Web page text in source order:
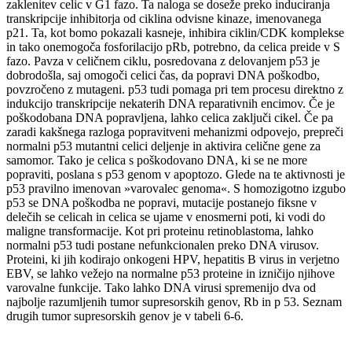
zaklenitev celic v G1 fazo. Ta naloga se doseže preko induciranja
transkripcije inhibitorja od ciklina odvisne kinaze, imenovanega
p21. Ta, kot bomo pokazali kasneje, inhibira ciklin/CDK komplekse
in tako onemogoča fosforilacijo pRb, potrebno, da celica preide v S
fazo. Pavza v celičnem ciklu, posredovana z delovanjem p53 je
dobrodošla, saj omogoči celici čas, da popravi DNA poškodbo,
povzročeno z mutageni. p53 tudi pomaga pri tem procesu direktno z
indukcijo transkripcije nekaterih DNA reparativnih encimov. Če je
poškodobana DNA popravljena, lahko celica zaključi cikel. Če pa
zaradi kakšnega razloga popravitveni mehanizmi odpovejo, prepreči
normalni p53 mutantni celici deljenje in aktivira celične gene za
samomor. Tako je celica s poškodovano DNA, ki se ne more
popraviti, poslana s p53 genom v apoptozo. Glede na te aktivnosti je
p53 pravilno imenovan »varovalec genoma«. S homozigotno izgubo
p53 se DNA poškodba ne popravi, mutacije postanejo fiksne v
delečih se celicah in celica se ujame v enosmerni poti, ki vodi do
maligne transformacije. Kot pri proteinu retinoblastoma, lahko
normalni p53 tudi postane nefunkcionalen preko DNA virusov.
Proteini, ki jih kodirajo onkogeni HPV, hepatitis B virus in verjetno
EBV, se lahko vežejo na normalne p53 proteine in izničijo njihove
varovalne funkcije. Tako lahko DNA virusi spremenijo dva od
najbolje razumljenih tumor supresorskih genov, Rb in p 53. Seznam
drugih tumor supresorskih genov je v tabeli 6-6.